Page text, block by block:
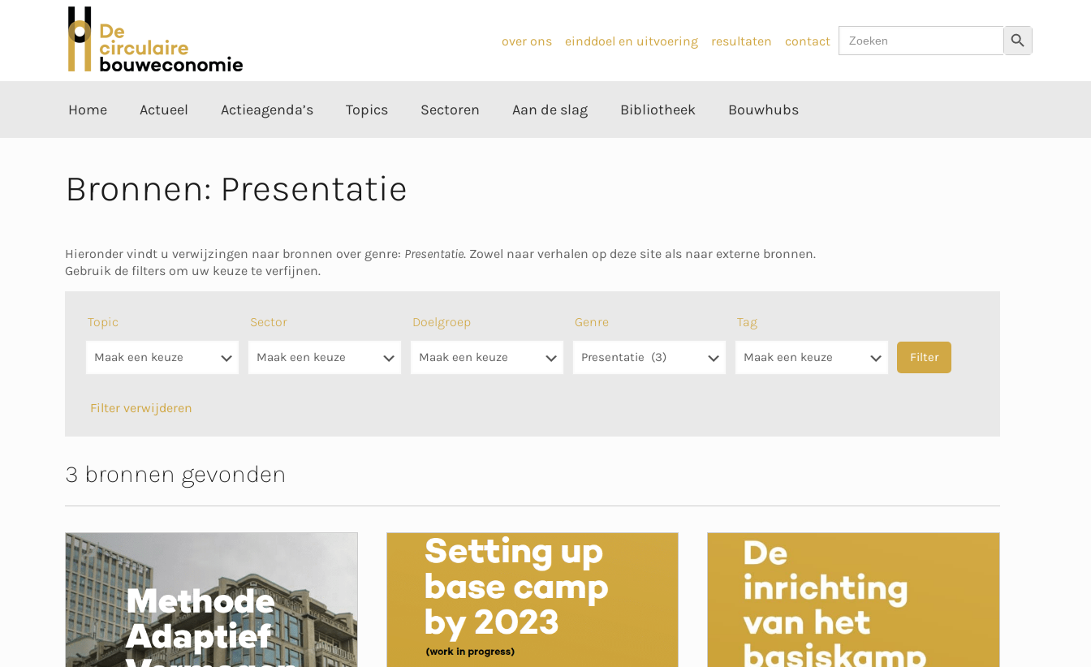
over ons einddoel en uitvoering resultaten contact
Zoek
naar:
Zoekknop
Home Actueel Actieagenda’s Topics Sectoren Aan de slag Bibliotheek Bouwhubs
Bronnen: Presentatie
Hieronder vindt u verwijzingen naar bronnen over genre: Presentatie. Zowel naar verhalen op deze site als naar externe bronnen.
Gebruik de filters om uw keuze te verfijnen.
Topic Sector Doelgroep Genre Tag
Filter verwijderen
3 bronnen gevonden